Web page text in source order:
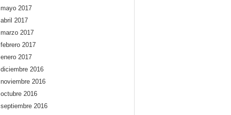
mayo 2017
abril 2017
marzo 2017
febrero 2017
enero 2017
diciembre 2016
noviembre 2016
octubre 2016
septiembre 2016